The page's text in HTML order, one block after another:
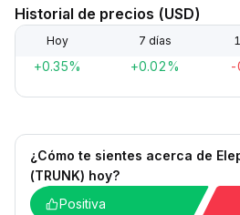
Historial de precios (USD)
Hoy 7 días
+0.35% +0.02% -
¿Cómo te sientes acerca de
(TRUNK) hoy?
Positiva